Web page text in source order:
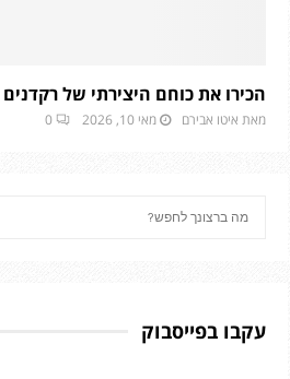
הכירו את כוחם היצירתי של רקדנים
מאת איטו אבירם מאי 10, 2026 0
h
f
עקבו בפייסבוק